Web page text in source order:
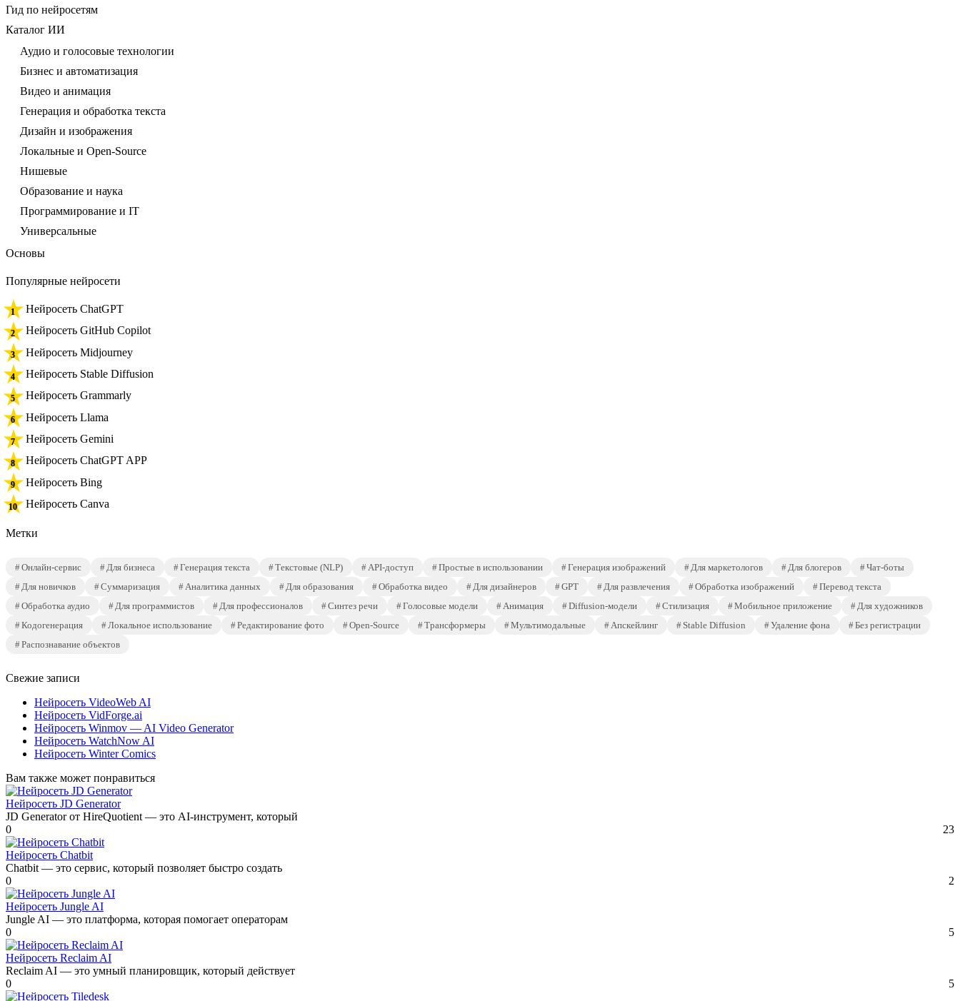
Гид по нейросетям
Каталог ИИ
Аудио и голосовые технологии
Бизнес и автоматизация
Видео и анимация
Генерация и обработка текста
Дизайн и изображения
Локальные и Open-Source
Нишевые
Образование и наука
Программирование и IT
Универсальные
Основы
Популярные нейросети
Нейросеть ChatGPT
Нейросеть GitHub Copilot
Нейросеть Midjourney
Нейросеть Stable Diffusion
Нейросеть Grammarly
Нейросеть Llama
Нейросеть Gemini
Нейросеть ChatGPT APP
Нейросеть Bing
Нейросеть Canva
Метки
Онлайн-сервис Для бизнеса Генерация текста Текстовые (NLP) API-доступ Простые в использовании Генерация изображений Для маркетологов Для блогеров
Чат-боты
Для новичков
Суммаризация Аналитика данных Для образования Обработка видео Для дизайнеров GPT Для развлечения Обработка изображений
Перевод текста
Обработка аудио
Для программистов Для профессионалов Синтез речи Голосовые модели Анимация Diffusion-модели Стилизация Мобильное приложение
Для художников
Кодогенерация
Локальное использование Редактирование фото Open-Source Трансформеры Мультимодальные Апскейлинг Stable Diffusion Удаление фона
Без регистрации
Распознавание объектов
Свежие записи
Нейросеть VideoWeb AI
Нейросеть VidForge.ai
Нейросеть Winmov — AI Video Generator
Нейросеть WatchNow AI
Нейросеть Winter Comics
Вам также может понравиться
Нейросеть JD Generator
JD Generator от HireQuotient — это AI-инструмент, который
0
23
Нейросеть Chatbit
Chatbit — это сервис, который позволяет быстро создать
0
2
Нейросеть Jungle AI
Jungle AI — это платформа, которая помогает операторам
0
5
Нейросеть Reclaim AI
Reclaim AI — это умный планировщик, который действует
0
5